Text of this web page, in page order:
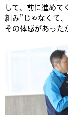
して、前に進めて
組み”じゃなくて
その体感があった